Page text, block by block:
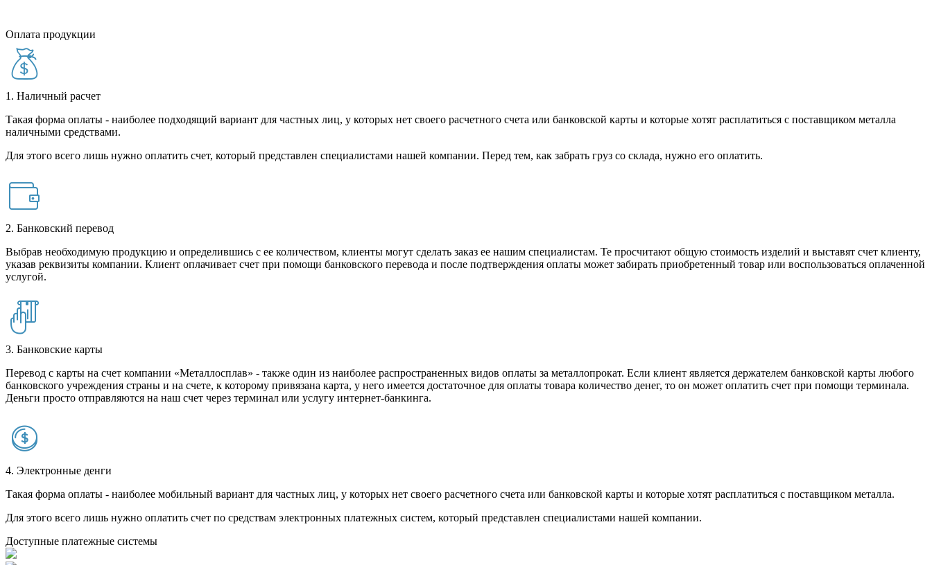
Оплата продукции
1. Наличный расчет
Такая форма оплаты - наиболее подходящий вариант для частных лиц, у которых нет своего расчетного счета или банковской карты и которые хотят расплатиться с поставщиком металла
наличными средствами.
Для этого всего лишь нужно оплатить счет, который представлен специалистами нашей компании. Перед тем, как забрать груз со склада, нужно его оплатить.
2. Банковский перевод
Выбрав необходимую продукцию и определившись с ее количеством, клиенты могут сделать заказ ее нашим специалистам. Те просчитают общую стоимость изделий и выставят счет клиенту,
указав реквизиты компании. Клиент оплачивает счет при помощи банковского перевода и после подтверждения оплаты может забирать приобретенный товар или воспользоваться оплаченной
услугой.
3. Банковские карты
Перевод с карты на счет компании «Металлосплав» - также один из наиболее распространенных видов оплаты за металлопрокат. Если клиент является держателем банковской карты любого
банковского учреждения страны и на счете, к которому привязана карта, у него имеется достаточное для оплаты товара количество денег, то он может оплатить счет при помощи терминала.
Деньги просто отправляются на наш счет через терминал или услугу интернет-банкинга.
4. Электронные денги
Такая форма оплаты - наиболее мобильный вариант для частных лиц, у которых нет своего расчетного счета или банковской карты и которые хотят расплатиться с поставщиком металла.
Для этого всего лишь нужно оплатить счет по средствам электронных платежных систем, который представлен специалистами нашей компании.
Доступные платежные системы